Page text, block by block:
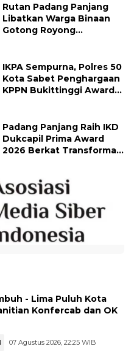
Rutan Padang Panjang
Libatkan Warga Binaan
Gotong Royong
IKPA Sempurna, Polres 50
Kota Sabet Penghargaan
KPPN Bukittinggi Awards
Padang Panjang Raih IKD
Dukcapil Prima Award
2026 Berkat Transformasi
- Lima Puluh Kota
Konfercab dan OK
07 Agustus 2026, 22:25 WIB